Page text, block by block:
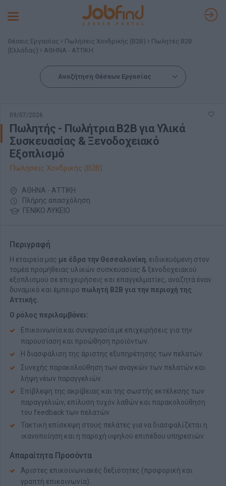
Toggle
Θέσεις Εργασίας Πωλήσεις Χονδρικής (B2B)
Πωλητές B2B
(Ελλάδας)
ΑΘΗΝΑ - ΑΤΤΙΚΗ
Αναζήτηση Θέσεων Εργασίας
09/07/2026
Πωλητής - Πωλήτρια B2B για Υλικά
Συσκευασίας & Ξενοδοχειακό
Εξοπλισμό
Πωλήσεις Χονδρικής (B2B)
ΑΘΗΝΑ - ΑΤΤΙΚΗ
Πλήρης απασχόληση
ΓΕΝΙΚΟ ΛΥΚΕΙΟ
Περιγραφή
Η εταιρεία μας με έδρα την Θεσσαλονίκη, ειδικευόμενη στον
τομέα προμήθειας υλικών συσκευασίας & ξενοδοχειακού
εξοπλισμού σε επιχειρήσεις και επαγγελματίες, αναζητά έναν
δυναμικό και έμπειρο πωλητή B2B για την περιοχή της
Αττικής.
Ο ρόλος περιλαμβάνει:
Επικοινωνία και συνεργασία με επιχειρήσεις για την
παρουσίαση και προώθηση προϊόντων.
Η διασφάλιση της άριστης εξυπηρέτησης των πελατών.
Συνεχής παρακολούθηση των αναγκών των πελατών και
λήψη νέων παραγγελιών.
Επίβλεψη της ακρίβειας και της σωστής εκτέλεσης των
παραγγελιών, επίλυση τυχόν λαθών και παρακολούθηση
του feedback των πελατών.
Τακτική επίσκεψη στους πελάτες για να διασφαλίζεται η
ικανοποίηση και η παροχή υψηλού επιπέδου υπηρεσιών.
Απαραίτητα Προσόντα
Άριστες επικοινωνιακές δεξιότητες (προφορική και
γραπτή επικοινωνία).